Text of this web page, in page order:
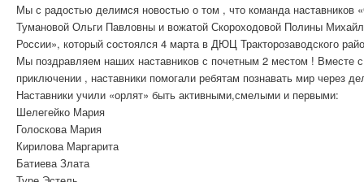
Мы с радостью делимся новостью о том , что команда наставников
Тумановой Ольги Павловны и вожатой Скороходовой Полины
России», который состоялся 4 марта в ДЮЦ Тракторозаводского
Мы поздравляем наших наставников с почетным 2 местом ! Вместе
приключении , наставники помогали ребятам познавать мир через
Наставники учили «орлят» быть активными,смелыми и первыми:
Шелегейко Мария
Голоскова Мария
Кирилова Маргарита
Батиева Злата